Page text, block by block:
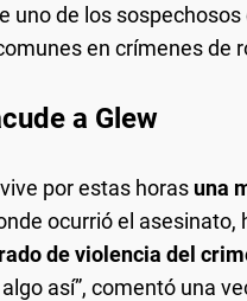
uno de los
en crímenes de
a Glew
por estas horas una
ocurrió el
de violencia del
así”, comentó una